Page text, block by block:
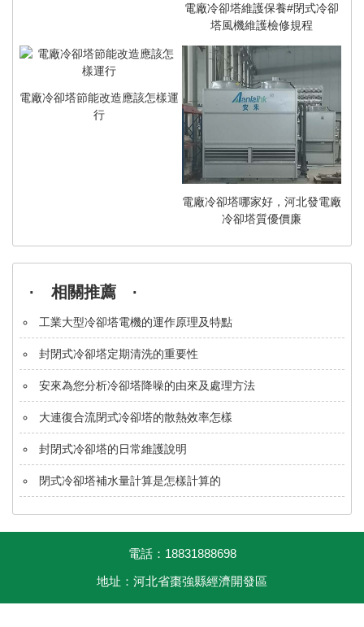
電廠冷卻塔維護保養#閉式冷卻
塔風機維護檢修規程
電廠冷卻塔節能改造應該怎樣運
行
電廠冷卻塔哪家好，河北發電廠
冷卻塔質優價廉
· 相關推薦 ·
工業大型冷卻塔電機的運作原理及特點
封閉式冷卻塔定期清洗的重要性
安來為您分析冷卻塔降噪的由來及處理方法
大連復合流閉式冷卻塔的散熱效率怎樣
封閉式冷卻塔的日常維護說明
閉式冷卻塔補水量計算是怎樣計算的
電話：18831888698
地址：河北省棗強縣經濟開發區